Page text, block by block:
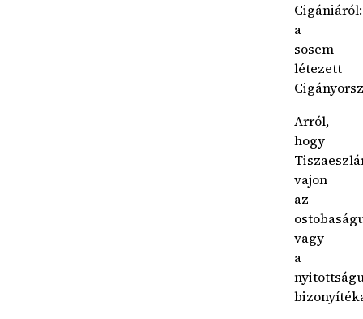
Cigániáról:
a
sosem
létezett
Arról,
hogy
vajon
az
vagy
a